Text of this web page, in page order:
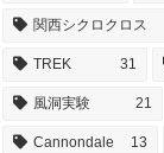
関西シクロクロス
TREK 31
風洞実験 21
Cannondale 13